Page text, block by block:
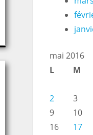
mai 2016
L
M
2
3
9
10
16
17